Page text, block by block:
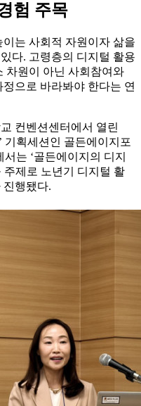
험 주목
는 사회적 자원이자 삶을
다. 고령층의 디지털 활용
차원이 아닌 사회참여와
으로 바라봐야 한다는 연
컨벤션센터에서 열린
기획세션인 골든에이지포
는 ‘골든에이지의 디지
주제로 노년기 디지털 활
진행됐다.